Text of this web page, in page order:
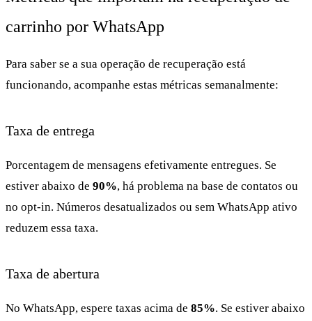
carrinho por WhatsApp
Para saber se a sua operação de recuperação está
funcionando, acompanhe estas métricas semanalmente:
Taxa de entrega
Porcentagem de mensagens efetivamente entregues. Se
estiver abaixo de 90%, há problema na base de contatos ou
no opt-in. Números desatualizados ou sem WhatsApp ativo
reduzem essa taxa.
Taxa de abertura
No WhatsApp, espere taxas acima de 85%. Se estiver abaixo